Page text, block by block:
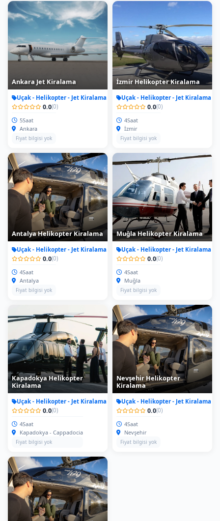
Ankara Jet Kiralama
Uçak - Helikopter - Jet Kiralama
0.0(0)
5Saat
Ankara
Fiyat bilgisi yok
İzmir Helikopter Kiralama
Uçak - Helikopter - Jet Kiralama
0.0(0)
4Saat
İzmir
Fiyat bilgisi yok
Antalya Helikopter Kiralama
Uçak - Helikopter - Jet Kiralama
0.0(0)
4Saat
Antalya
Fiyat bilgisi yok
Muğla Helikopter Kiralama
Uçak - Helikopter - Jet Kiralama
0.0(0)
4Saat
Muğla
Fiyat bilgisi yok
Kapadokya Helikopter
Kiralama
Uçak - Helikopter - Jet Kiralama
0.0(0)
4Saat
Kapadokya - Cappadocia
Fiyat bilgisi yok
Nevşehir Helikopter
Kiralama
Uçak - Helikopter - Jet Kiralama
0.0(0)
4Saat
Nevşehir
Fiyat bilgisi yok